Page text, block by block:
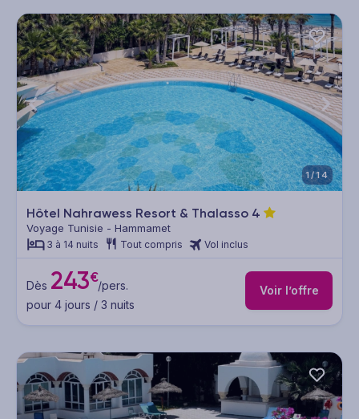
1/14
Hôtel Nahrawess Resort & Thalasso 4
Voyage Tunisie - Hammamet
3 à 14 nuits Tout compris Vol inclus
Dès 243€/pers.
pour 4 jours / 3 nuits
Voir l’offre